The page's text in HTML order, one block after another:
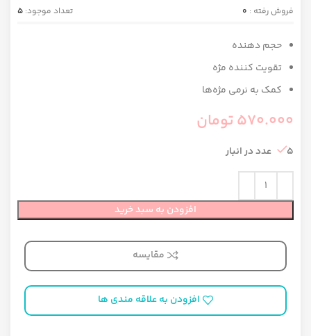
فروش رفته : 0 تعداد موجود: 5
حجم دهنده
تقویت کننده مژه
کمک به نرمی مژه‌ها
570.000تومان
5 عدد در انبار
افزودن به سبد خرید
مقایسه
افزودن به علاقه مندی ها